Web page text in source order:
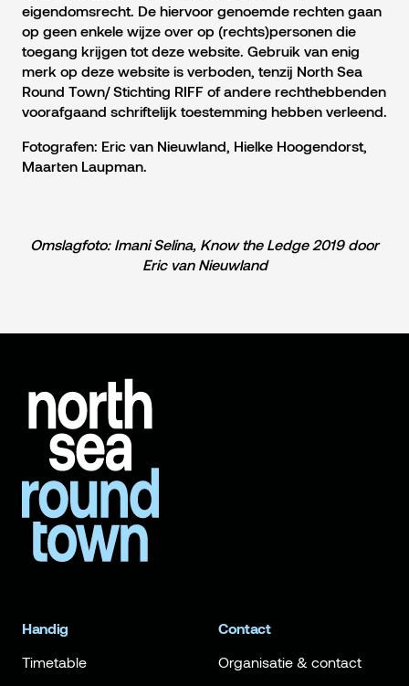
eigendomsrecht. De hiervoor genoemde rechten gaan
op geen enkele wijze over op (rechts)personen die
toegang krijgen tot deze website. Gebruik van enig
merk op deze website is verboden, tenzij North Sea
Round Town/ Stichting RIFF of andere rechthebbenden
voorafgaand schriftelijk toestemming hebben verleend.
Fotografen: Eric van Nieuwland, Hielke Hoogendorst,
Maarten Laupman.
Omslagfoto: Imani Selina, Know the Ledge 2019 door
Eric van Nieuwland
Handig
Timetable
Contact
Organisatie & contact